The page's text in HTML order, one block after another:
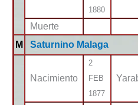
1880
Muerte
M
Saturnino Malaga
Nacimiento
2
FEB
1877